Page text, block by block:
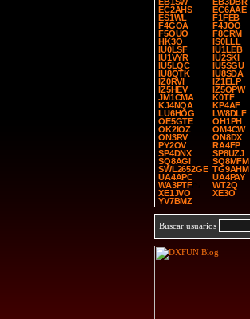
EC2AHS
EC6AAE
ES1WL
F1FEB
F4GOA
F4JOO
F5OUO
F8CRM
HK3O
IS0LLL
IU0LSF
IU1LEB
IU1VYR
IU2SKI
IU5LQC
IU5SGU
IU8QTK
IU8SDA
IZ0RVI
IZ1ELP
IZ5HEV
IZ5OPW
JM1CMA
K0TF
KJ4NQA
KP4AF
LU6HOG
LW8DLF
OE5GTE
OH1PH
OK2IOZ
OM4CW
ON3RV
ON8DX
PY2OV
RA4FP
SP4DNX
SP8UZJ
SQ8AGI
SQ8MFM
SWL2652GE TG9AHM
UA4APC
UA4PAY
WA3PTF
WT2Q
XE1JVO
XE3O
YV7BMZ
Buscar usuarios